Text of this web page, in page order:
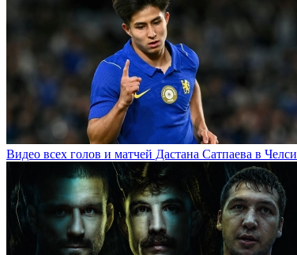
Видео всех голов и матчей Дастана Сатпаева в Челси